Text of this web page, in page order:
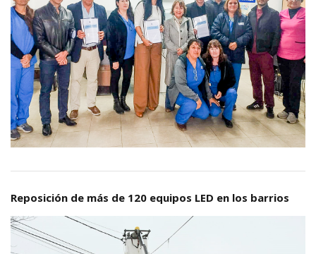
Reposición de más de 120 equipos LED en los barrios